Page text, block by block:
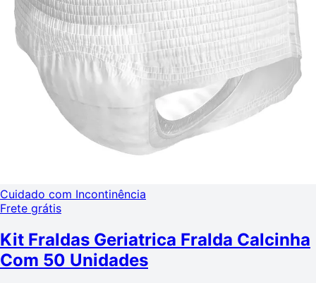
Cuidado com Incontinência
Frete grátis
Kit Fraldas Geriatrica Fralda Calcinha
Com 50 Unidades